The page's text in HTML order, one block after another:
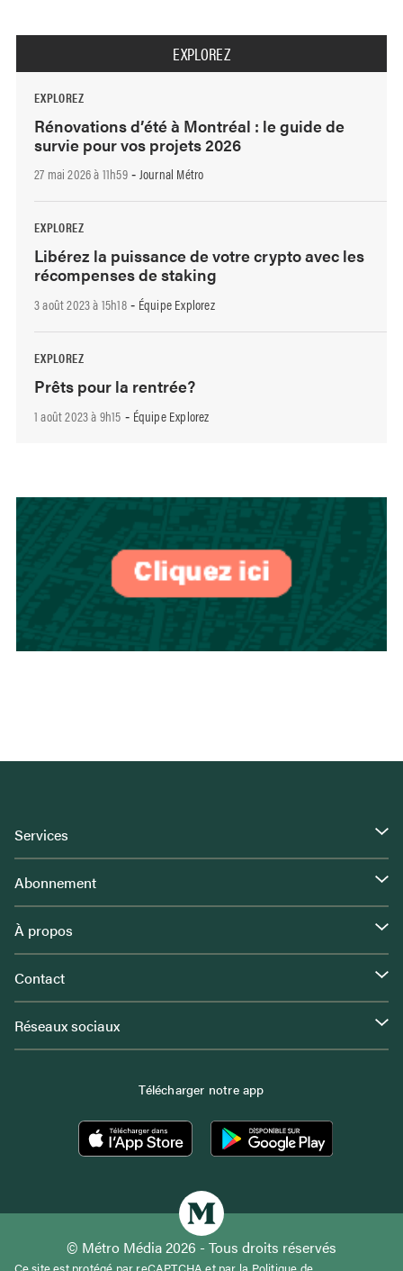
EXPLOREZ
EXPLOREZ
Rénovations d’été à Montréal : le guide de
survie pour vos projets 2026
27 mai 2026 à 11h59- Journal Métro
EXPLOREZ
Libérez la puissance de votre crypto avec les
récompenses de staking
3 août 2023 à 15h18- Équipe Explorez
EXPLOREZ
Prêts pour la rentrée?
1 août 2023 à 9h15 - Équipe Explorez
Services
Abonnement
À propos
Contact
Réseaux sociaux
Télécharger notre app
© Métro Média 2026 - Tous droits réservés